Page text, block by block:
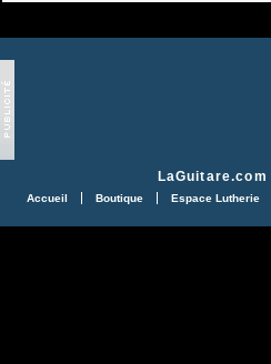
LaGuitare.com
Accueil Boutique Espace Lutherie